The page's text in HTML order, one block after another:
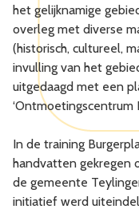
het gelijknamige
overleg met diverse
(historisch, cultureel,
invulling van het
uitgedaagd met een
‘Ontmoetingscentrum
In de training
handvatten gekregen
de gemeente
initiatief werd